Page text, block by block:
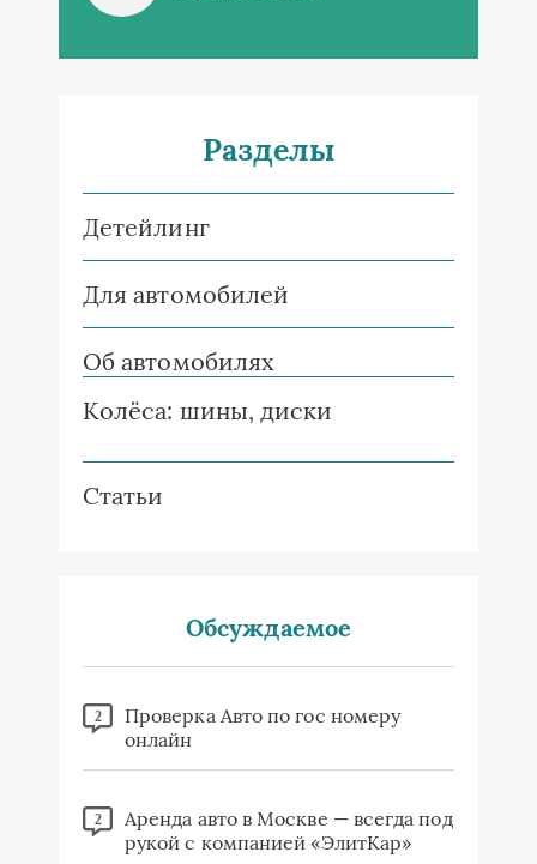
Разделы
Детейлинг
Для автомобилей
Об автомобилях
Колёса: шины, диски
Статьи
Обсуждаемое
2
Проверка Авто по гос номеру
онлайн
2
Аренда авто в Москве — всегда под
рукой с компанией «ЭлитКар»